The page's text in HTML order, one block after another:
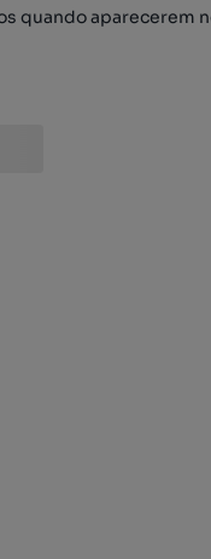
quando aparecerem